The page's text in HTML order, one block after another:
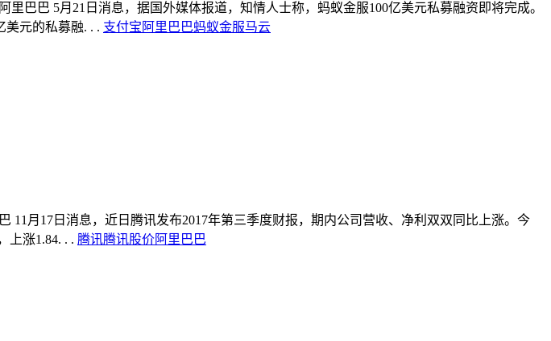
阿里巴巴 5月21日消息，据国外媒体报道，知情人士称，蚂蚁金服100亿美元私募融资即将完成。
美元的私募融. . . 支付宝 阿里巴巴蚂蚁金服马云
11月17日消息，近日腾讯发布2017年第三季度财报，期内公司营收、净利双双同比上涨。今
上涨1.84. . . 腾讯腾讯股价阿里巴巴